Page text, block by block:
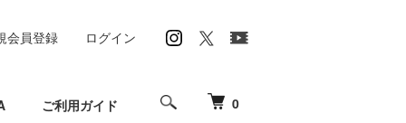
0
ご利用ガイド
会員登録 ログイン